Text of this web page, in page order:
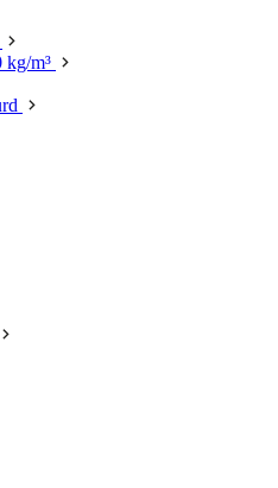
kg/m³